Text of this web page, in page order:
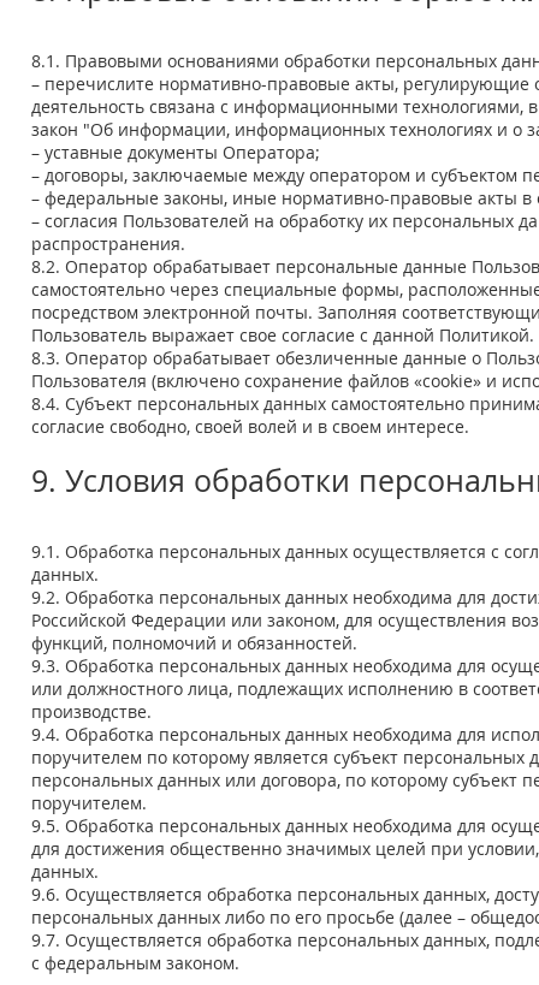
8.1. Правовыми основаниями обработки персональных
– перечислите нормативно-правовые акты,
деятельность связана с информационными технологиями,
закон "Об информации, информационных технологиях и о
– уставные документы Оператора;
– договоры, заключаемые между оператором и субъектом
– федеральные законы, иные нормативно-правовые акты
– согласия Пользователей на обработку их
распространения.
8.2. Оператор обрабатывает персональные данные
самостоятельно через специальные формы,
посредством электронной почты. Заполняя
Пользователь выражает свое согласие с данной Политикой.
8.3. Оператор обрабатывает обезличенные данные о
Пользователя (включено сохранение файлов «cookie» и
8.4. Субъект персональных данных самостоятельно
согласие свободно, своей волей и в своем интересе.
9. Условия обработки
9.1. Обработка персональных данных осуществляется с
данных.
9.2. Обработка персональных данных необходима для
Российской Федерации или законом, для осуществления
функций, полномочий и обязанностей.
9.3. Обработка персональных данных необходима для
или должностного лица, подлежащих исполнению в
производстве.
9.4. Обработка персональных данных необходима для
поручителем по которому является субъект
персональных данных или договора, по которому субъект
поручителем.
9.5. Обработка персональных данных необходима для
для достижения общественно значимых целей при
данных.
9.6. Осуществляется обработка персональных данных,
персональных данных либо по его просьбе (далее –
9.7. Осуществляется обработка персональных данных,
с федеральным законом.